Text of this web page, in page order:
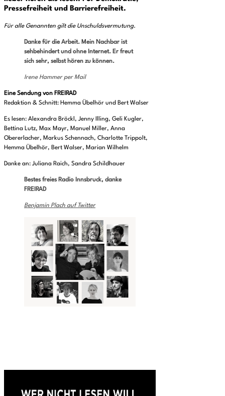
Pressefreiheit und Barrierefreiheit.
Für alle Genannten gilt die Unschuldsvermutung.
Danke für die Arbeit. Mein Nachbar ist
sehbehindert und ohne Internet. Er freut
sich sehr, selbst hören zu können.
Irene Hammer per Mail
Eine Sendung von FREIRAD
Redaktion & Schnitt: Hemma Übelhör und Bert Walser
Es lesen: Alexandra Bröckl, Jenny Illing, Geli Kugler,
Bettina Lutz, Max Mayr, Manuel Miller, Anna
Obererlacher, Markus Schennach, Charlotte Trippolt,
Hemma Übelhör, Bert Walser, Marian Wilhelm
Danke an: Juliana Raich, Sandra Schildhauer
Bestes freies Radio Innsbruck, danke
FREIRAD
Benjamin Plach auf Twitter